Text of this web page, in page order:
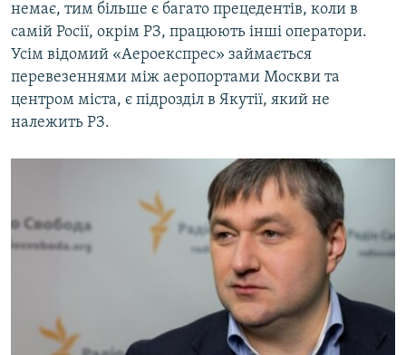
немає, тим більше є багато прецедентів, коли в
самій Росії, окрім РЗ, працюють інші оператори.
Усім відомий «Аероекспрес» займається
перевезеннями між аеропортами Москви та
центром міста, є підрозділ в Якутії, який не
належить РЗ.